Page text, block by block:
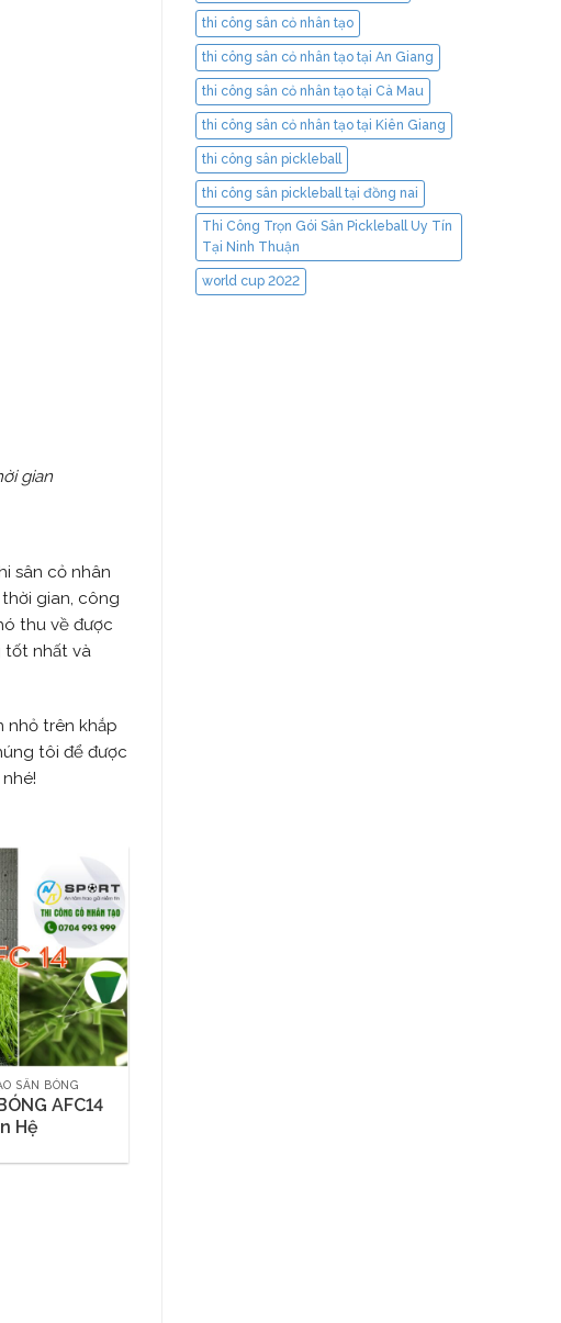
gian
sân cỏ nhân
gian, công
thu về được
tốt nhất và
nhỏ trên khắp
tôi để được
SÂN BÓNG
AFC14
Hệ
thi công sân cỏ nhân tạo
thi công sân cỏ nhân tạo tại An Giang
thi công sân cỏ nhân tạo tại Cà Mau
thi công sân cỏ nhân tạo tại Kiên Giang
thi công sân pickleball
thi công sân pickleball tại đồng nai
Thi Công Trọn Gói Sân Pickleball Uy Tín
Tại Ninh Thuận
world cup 2022